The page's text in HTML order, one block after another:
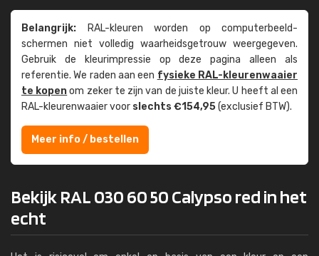
Belangrijk: RAL-kleuren worden op computer­beeld­
schermen niet volledig waarheids­­getrouw weer­gegeven.
Gebruik de kleur­impressie op deze pagina alleen als
referentie. We raden aan een fysieke RAL-kleuren­waaier
te kopenom zeker te zijn van de juiste kleur. U heeft al een
RAL-kleuren­waaier voor slechts €154,95(exclusief BTW).
Meer info / bestellen
Bekijk RAL 030 60 50 Calypso red in het
echt